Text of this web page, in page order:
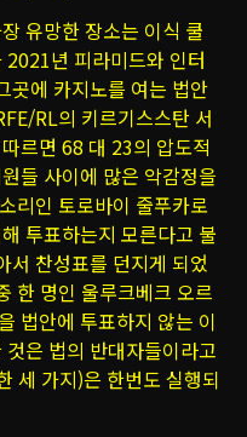
유망한 장소는 이식 쿨
년 피라미드와 인터
곳에 카지노를 여는 법안
RL의 키르기스스탄 서
르면 68 대 23의 압도적
들 사이에 많은 악감정을
리인 토로바이 줄푸카로
투표하는지 모른다고 불
서 찬성표를 던지게 되었
한 명인 울루크베크 오르
법안에 투표하지 않는 이
은 법의 반대자들이라고
세 가지)은 한번도 실행되